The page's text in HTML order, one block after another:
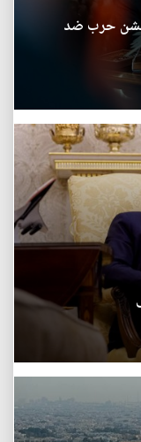
بشن حرب ضد